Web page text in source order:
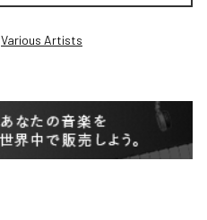
Various Artists